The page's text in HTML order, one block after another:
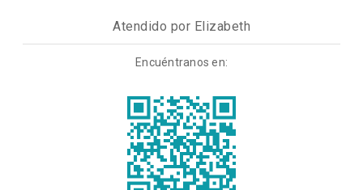
Atendido por Elizabeth
Encuéntranos en: